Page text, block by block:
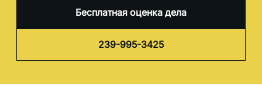
Бесплатная оценка дела
239-995-3425